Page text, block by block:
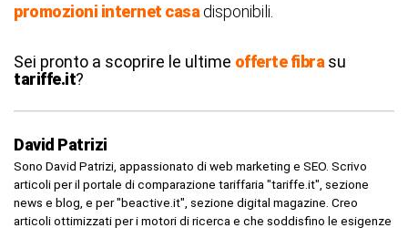
promozioni internet casa disponibili.
Sei pronto a scoprire le ultime offerte fibra su
tariffe.it?
David Patrizi
Sono David Patrizi, appassionato di web marketing e SEO. Scrivo
articoli per il portale di comparazione tariffaria "tariffe.it", sezione
news e blog, e per "beactive.it", sezione digital magazine. Creo
articoli ottimizzati per i motori di ricerca e che soddisfino le esigenze